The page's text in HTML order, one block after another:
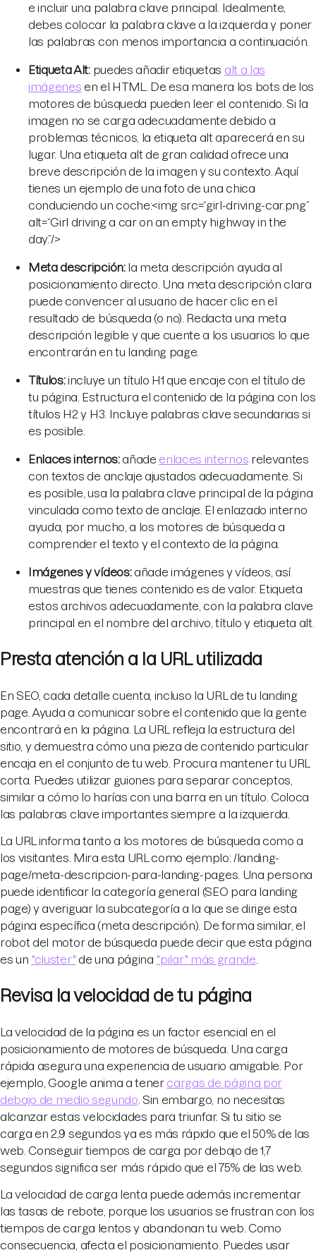
e incluir una palabra clave principal. Idealmente,
debes colocar la palabra clave a la izquierda y poner
las palabras con menos importancia a continuación.
Etiqueta Alt: puedes añadir etiquetas alt a las
imágenes en el HTML. De esa manera los bots de los
motores de búsqueda pueden leer el contenido. Si la
imagen no se carga adecuadamente debido a
problemas técnicos, la etiqueta alt aparecerá en su
lugar. Una etiqueta alt de gran calidad ofrece una
breve descripción de la imagen y su contexto. Aquí
tienes un ejemplo de una foto de una chica
conduciendo un coche:<img src=“girl-driving-car.png”
alt=“Girl driving a car on an empty highway in the
day.”/>
Meta descripción:la meta descripción ayuda al
posicionamiento directo. Una meta descripción clara
puede convencer al usuario de hacer clic en el
resultado de búsqueda (o no). Redacta una meta
descripción legible y que cuente a los usuarios lo que
encontrarán en tu landing page.
Títulos:incluye un título H1 que encaje con el título de
tu página. Estructura el contenido de la página con los
títulos H2 y H3. Incluye palabras clave secundarias si
es posible.
Enlaces internos:añade enlaces internos relevantes
con textos de anclaje ajustados adecuadamente. Si
es posible, usa la palabra clave principal de la página
vinculada como texto de anclaje. El enlazado interno
ayuda, por mucho, a los motores de búsqueda a
comprender el texto y el contexto de la página.
Imágenes y vídeos:añade imágenes y vídeos, así
muestras que tienes contenido es de valor. Etiqueta
estos archivos adecuadamente, con la palabra clave
principal en el nombre del archivo, título y etiqueta alt.
Presta atención a la URL utilizada
En SEO, cada detalle cuenta, incluso la URL de tu landing
page. Ayuda a comunicar sobre el contenido que la gente
encontrará en la página. La URL refleja la estructura del
sitio, y demuestra cómo una pieza de contenido particular
encaja en el conjunto de tu web. Procura mantener tu URL
corta. Puedes utilizar guiones para separar conceptos,
similar a cómo lo harías con una barra en un título. Coloca
las palabras clave importantes siempre a la izquierda.
La URL informa tanto a los motores de búsqueda como a
los visitantes. Mira esta URL como ejemplo: /landing-
page/meta-descripcion-para-landing-pages. Una persona
puede identificar la categoría general (SEO para landing
page) y averiguar la subcategoría a la que se dirige esta
página específica (meta descripción). De forma similar, el
robot del motor de búsqueda puede decir que esta página
es un "cluster" de una página "pilar" más grande
Revisa la velocidad de tu página
La velocidad de la página es un factor esencial en el
posicionamiento de motores de búsqueda. Una carga
rápida asegura una experiencia de usuario amigable. Por
ejemplo, Google anima a tener cargas de página por
debajo de medio segundo . Sin embargo, no necesitas
alcanzar estas velocidades para triunfar. Si tu sitio se
carga en 2,9 segundos ya es más rápido que el 50% de las
web. Conseguir tiempos de carga por debajo de 1,7
segundos significa ser más rápido que el 75% de las web.
La velocidad de carga lenta puede además incrementar
las tasas de rebote, porque los usuarios se frustran con los
tiempos de carga lentos y abandonan tu web. Como
consecuencia, afecta el posicionamiento. Puedes usar